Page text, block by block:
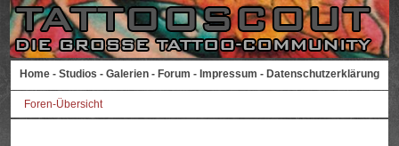
Home - Studios - Galerien - Forum - Impressum - Datenschutzerklärung
Foren-Übersicht